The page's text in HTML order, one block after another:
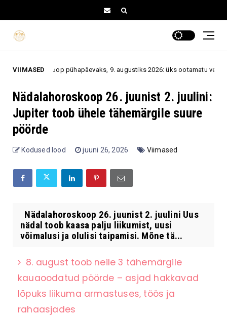
VIIMASED
pühapäevaks, 9. augustiks 2026: üks ootamatu vestlus või sõnum võib
Nädalahoroskoop 26. juunist 2. juulini:
Jupiter toob ühele tähemärgile suure
pöörde
Kodused lood juuni 26, 2026 Viimased
Nädalahoroskoop 26. juunist 2. juulini Uus
nädal toob kaasa palju liikumist, uusi
võimalusi ja olulisi taipamisi. Mõne tä...
8. august toob neile 3 tähemärgile
kauaoodatud pöörde – asjad hakkavad
lõpuks liikuma armastuses, töös ja
rahaasjades